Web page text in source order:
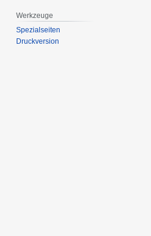
Werkzeuge
Spezialseiten
Druckversion